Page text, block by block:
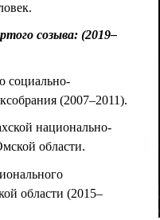
созыва: (2019–
социально-
(2007–2011).
национально-
области.
области (2015–